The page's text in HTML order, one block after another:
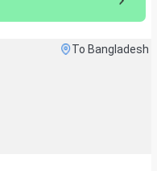
To Bangladesh